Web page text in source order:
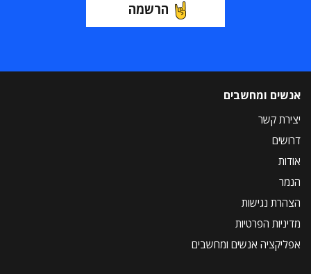
הרשמה
אנשים ומחשבים
יצירת קשר
דרושים
אודות
הנמר
הצהרת נגישות
מדיניות הפרטיות
אפליקציה אנשים ומחשבים